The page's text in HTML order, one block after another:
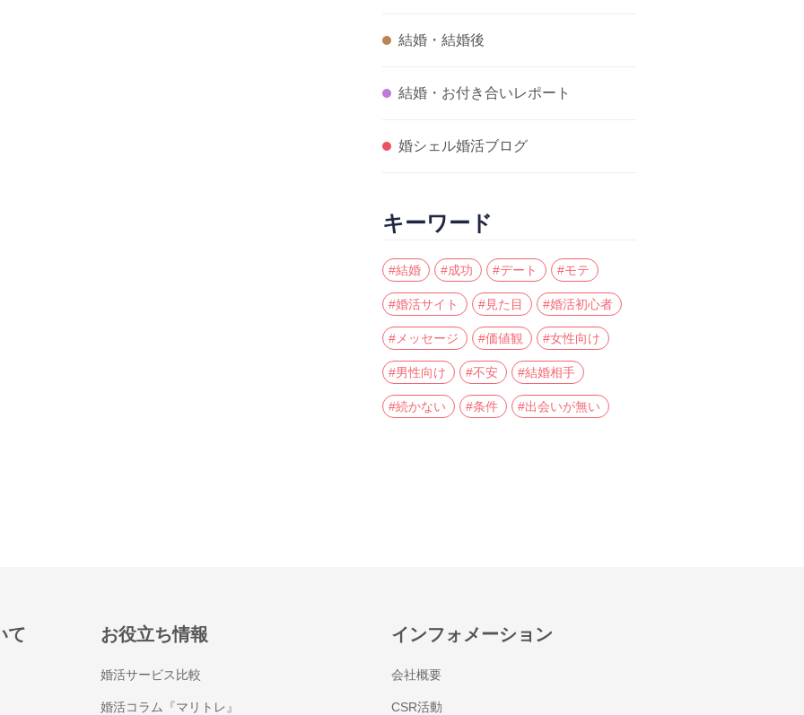
結婚・結婚後
結婚・お付き合いレポート
婚シェル婚活ブログ
キーワード
#結婚 #成功 #デート #モテ
#婚活サイト #見た目 #婚活初心者
#メッセージ #価値観 #女性向け
#男性向け #不安 #結婚相手
#続かない #条件 #出会いが無い
て お役立ち情報
婚活サービス比較
婚活コラム『マリトレ』
インフォメーション
会社概要
CSR活動